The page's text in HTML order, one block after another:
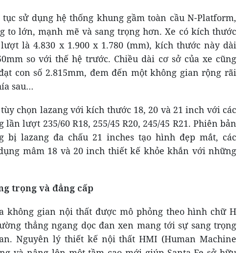
sử dụng hệ thống khung gầm toàn cầu N-Platform,
to lớn, mạnh mẽ và sang trọng hơn. Xe có kích thước
là 4.830 x 1.900 x 1.780 (mm), kích thước này dài
so với thế hệ trước. Chiều dài cơ sở của xe cũng
con số 2.815mm, đem đến một không gian rộng rãi
sau…
chọn lazang với kích thước 18, 20 và 21 inch với các
lượt 235/60 R18, 255/45 R20, 245/45 R21. Phiên bản
bị lazang đa chấu 21 inches tạo hình đẹp mắt, các
mâm 18 và 20 inch thiết kế khỏe khắn với những
trọng và đẳng cấp
không gian nội thất được mô phỏng theo hình chữ H
thẳng ngang dọc đan xen mang tới sự sang trọng
Nguyên lý thiết kế nội thất HMI (Human Machine